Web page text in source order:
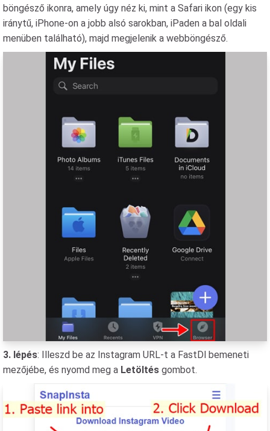
böngésző ikonra, amely úgy néz ki, mint a Safari ikon (egy kis
iránytű, iPhone-on a jobb alsó sarokban, iPaden a bal oldali
menüben található), majd megjelenik a webböngésző.
3. lépés: Illeszd be az Instagram URL-t a FastDl bemeneti
mezőjébe, és nyomd meg a Letöltés gombot.